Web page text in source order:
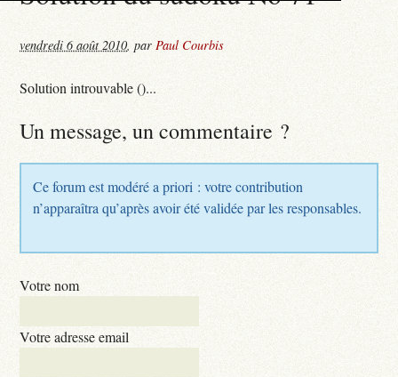
vendredi 6 août 2010,parPaul Courbis
Solution introuvable ()...
Un message, un commentaire ?
Ce forum est modéré a priori : votre contribution
n’apparaîtra qu’après avoir été validée par les responsables.
Votre nom
Votre adresse email